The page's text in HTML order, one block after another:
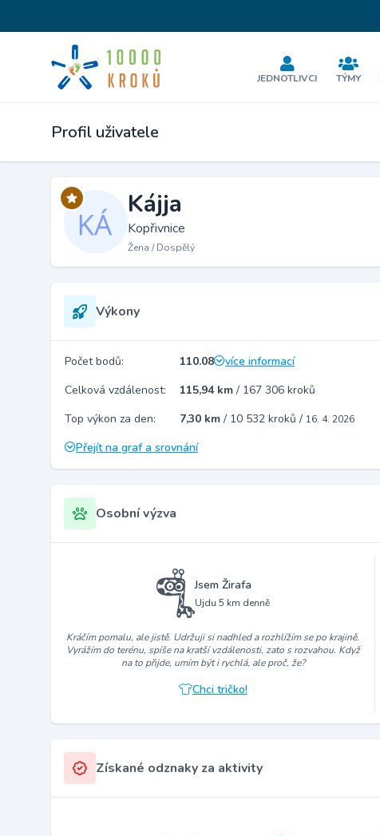
JEDNOTLIVCI TÝMY
Profil uživatele
Kájja
Kopřivnice
Žena / Dospělý
Výkony
Počet bodů: 110.08
více informací
Celková vzdálenost:
115,94 km / 167 306 kroků
Top výkon za den:
7,30 km / 10 532 kroků / 16. 4. 2026
Přejít na graf a srovnání
Osobní výzva
Jsem Žirafa
Ujdu 5 km denně
Kráčím pomalu, ale jistě. Udržuji si nadhled a rozhlížím se po krajině.
Vyrážím do terénu, spíše na kratší vzdálenosti, zato s rozvahou. Když
na to přijde, umím být i rychlá, ale proč, že?
Chci tričko!
Získané odznaky za aktivity